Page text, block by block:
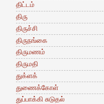
திட்டம்
திரு
திருச்சி
திருநங்கை
திருமணம்
திருமதி
துக்ளக்
துணைக்கோள்
துப்பாக்கி சுடுதல்